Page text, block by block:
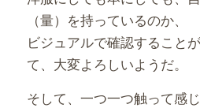
（量）を持っているのか、
ビジュアルで確認すること
て、大変よろしいようだ。
そして、一つ一つ触って感